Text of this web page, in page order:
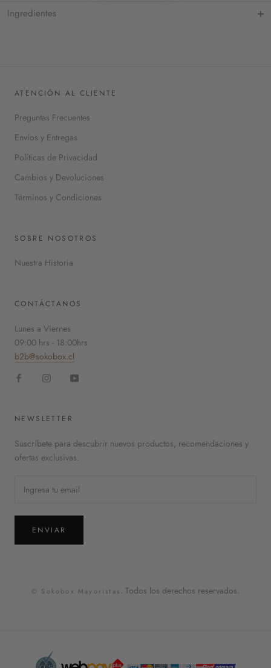
Ingredientes
ATENCIÓN AL CLIENTE
Preguntas Frecuentes
Envíos y Entregas
Políticas de Privacidad
Cambios y Devoluciones
Términos y Condiciones
SOBRE NOSOTROS
Nuestra Historia
CONTÁCTANOS
Lunes a Viernes
09:00 hrs - 18:00hrs
b2b@sokobox.cl
NEWSLETTER
Suscríbete para descubrir nuevos productos, recomendaciones y
ofertas exclusivas.
ENVIAR
© Sokobox Mayoristas. Todos los derechos reservados.